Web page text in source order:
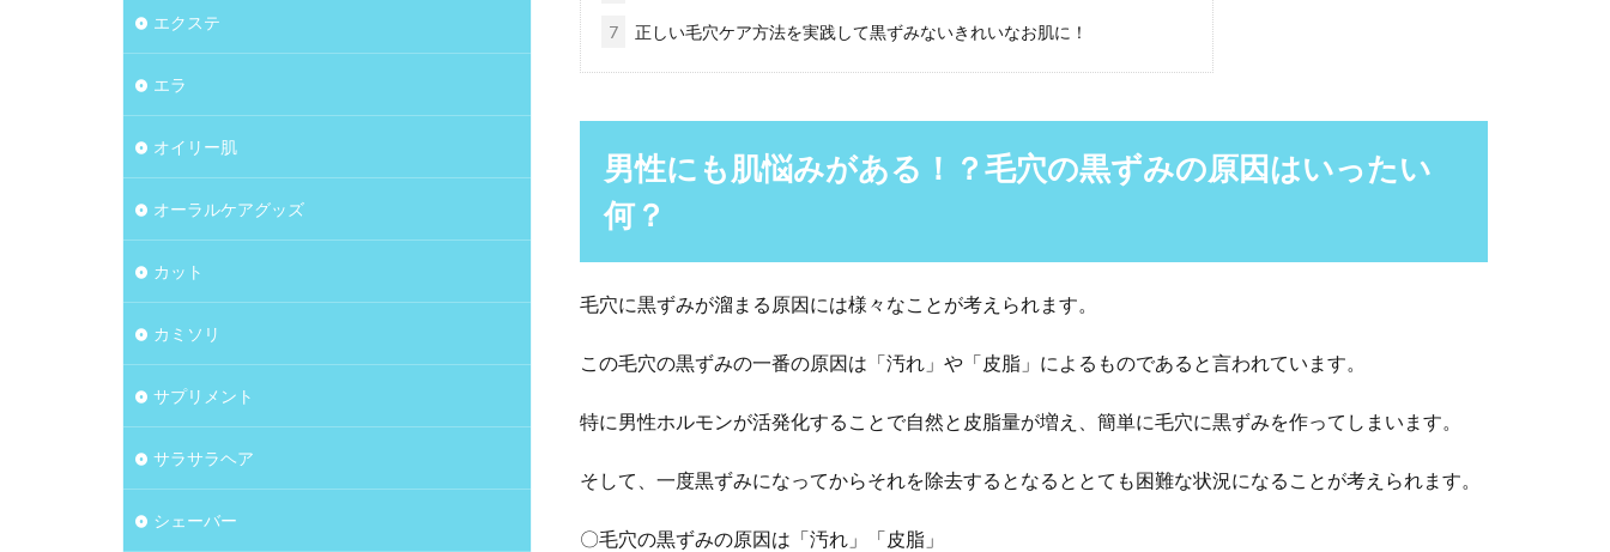
7 正しい毛穴ケア方法を実践して黒ずみないきれいなお肌に！
男性にも肌悩みがある！？毛穴の黒ずみの原因はいったい
何？
毛穴に黒ずみが溜まる原因には様々なことが考えられます。
この毛穴の黒ずみの一番の原因は「汚れ」や「皮脂」によるものであると言われています。
特に男性ホルモンが活発化することで自然と皮脂量が増え、簡単に毛穴に黒ずみを作ってしまいます。
そして、一度黒ずみになってからそれを除去するとなるととても困難な状況になることが考えられます。
〇毛穴の黒ずみの原因は「汚れ」「皮脂」
エクステ
エラ
オイリー肌
オーラルケアグッズ
カット
カミソリ
サプリメント
サラサラヘア
シェーバー